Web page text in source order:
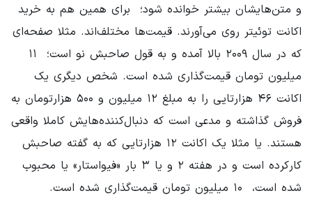
و متن‌هایشان بیشتر خوانده شود؛ ‌ برای همین هم به خرید
اکانت توئیتر روی می‌آورند. قیمت‌ها مختلف‌اند. مثلا صفحه‌ای
که در سال ۲۰۰۹ بالا آمده و به قول صاحبش نو است؛ ‌ ۱۱
میلیون تومان قیمت‌گذاری شده است. شخص دیگری یک
اکانت ۴۶ هزارتایی را به مبلغ ۱۲ میلیون و ۵۰۰ هزارتومان به
فروش گذاشته و مدعی است که دنبال‌کننده‌هایش کاملا واقعی
هستند. یا مثلا یک اکانت ۱۲ هزارتایی که به گفته صاحبش
کارکرده است و در هفته ۲ و یا ۳ بار «فیواستار» یا محبوب
شده است، ‌ ۱۰ میلیون تومان قیمت‌گذاری شده است.